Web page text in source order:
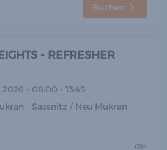
Buchen
- REFRESHER
- 08:00 - 13:45
- Sassnitz / Neu Mukran
0%